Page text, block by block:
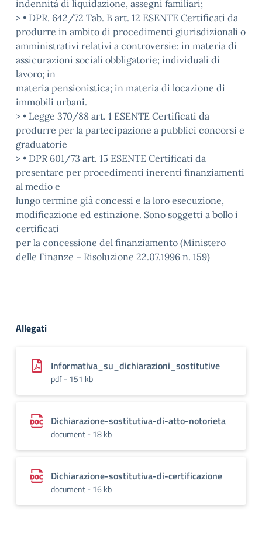
indennità di liquidazione, assegni familiari;
> • DPR. 642/72 Tab. B art. 12 ESENTE Certificati da
produrre in ambito di procedimenti giurisdizionali o
amministrativi relativi a controversie: in materia di
assicurazioni sociali obbligatorie; individuali di
lavoro; in
materia pensionistica; in materia di locazione di
immobili urbani.
> • Legge 370/88 art. 1 ESENTE Certificati da
produrre per la partecipazione a pubblici concorsi e
graduatorie
> • DPR 601/73 art. 15 ESENTE Certificati da
presentare per procedimenti inerenti finanziamenti
al medio e
lungo termine già concessi e la loro esecuzione,
modificazione ed estinzione. Sono soggetti a bollo i
certificati
per la concessione del finanziamento (Ministero
delle Finanze – Risoluzione 22.07.1996 n. 159)
Allegati
Informativa_su_dichiarazioni_sostitutive
pdf - 151 kb
Dichiarazione-sostitutiva-di-atto-notorieta
document - 18 kb
Dichiarazione-sostitutiva-di-certificazione
document - 16 kb